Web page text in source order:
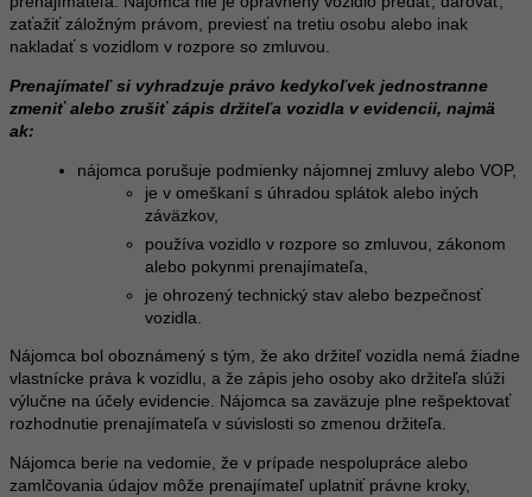
zaťažiť záložným právom, previesť na tretiu osobu alebo inak
nakladať s vozidlom v rozpore so zmluvou.
Prenajímateľ si vyhradzuje právo kedykoľvek jednostranne
zmeniť alebo zrušiť zápis držiteľa vozidla v evidencii, najmä
ak:
nájomca porušuje podmienky nájomnej zmluvy alebo VOP,
je v omeškaní s úhradou splátok alebo iných
záväzkov,
používa vozidlo v rozpore so zmluvou, zákonom
alebo pokynmi prenajímateľa,
je ohrozený technický stav alebo bezpečnosť
vozidla.
Nájomca bol oboznámený s tým, že ako držiteľ vozidla nemá žiadne
vlastnícke práva k vozidlu, a že zápis jeho osoby ako držiteľa slúži
výlučne na účely evidencie. Nájomca sa zaväzuje plne rešpektovať
rozhodnutie prenajímateľa v súvislosti so zmenou držiteľa.
Nájomca berie na vedomie, že v prípade nespolupráce alebo
zamlčovania údajov môže prenajímateľ uplatniť právne kroky,